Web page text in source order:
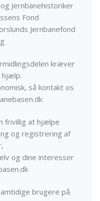
Jernbanehistoriker
Fond
Jernbanefond
kræver
hjælp.
så kontakt os
frivillig at hjælpe
og registrering af
og dine interesser
brugere på